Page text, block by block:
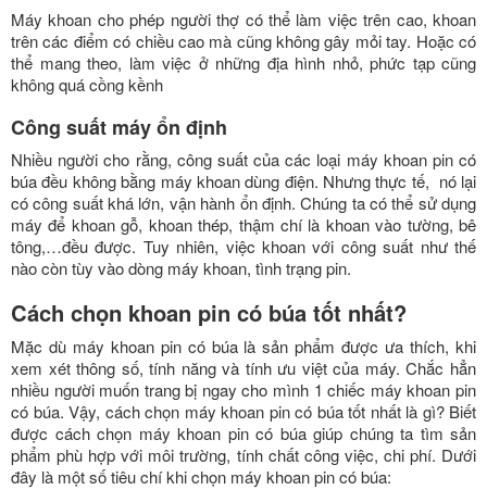
Máy khoan cho phép người thợ có thể làm việc trên cao, khoan
trên các điểm có chiều cao mà cũng không gây mỏi tay. Hoặc có
thể mang theo, làm việc ở những địa hình nhỏ, phức tạp cũng
không quá cồng kềnh
Công suất máy ổn định
Nhiều người cho rằng, công suất của các loại máy khoan pin có
búa đều không bằng máy khoan dùng điện. Nhưng thực tế, nó lại
có công suất khá lớn, vận hành ổn định. Chúng ta có thể sử dụng
máy để khoan gỗ, khoan thép, thậm chí là khoan vào tường, bê
tông,…đều được. Tuy nhiên, việc khoan với công suất như thế
nào còn tùy vào dòng máy khoan, tình trạng pin.
Cách chọn khoan pin có búa tốt nhất?
Mặc dù máy khoan pin có búa là sản phẩm được ưa thích, khi
xem xét thông số, tính năng và tính ưu việt của máy. Chắc hẳn
nhiều người muốn trang bị ngay cho mình 1 chiếc máy khoan pin
có búa. Vậy, cách chọn máy khoan pin có búa tốt nhất là gì? Biết
được cách chọn máy khoan pin có búa giúp chúng ta tìm sản
phẩm phù hợp với môi trường, tính chất công việc, chi phí. Dưới
đây là một số tiêu chí khi chọn máy khoan pin có búa: